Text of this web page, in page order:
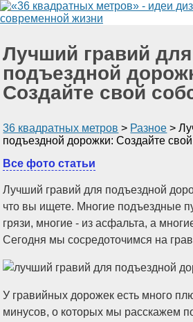
Лучший гравий для
подъездной
Создайте свой
36 квадратных метров > Разное >
подъездной дорожки: Создайте
Все фото статьи
Лучший гравий для подъездной
что вы ищете. Многие подъездные
грязи, многие - из асфальта, а
Сегодня мы сосредоточимся на
У гравийных дорожек есть много
минусов, о которых мы расскажем